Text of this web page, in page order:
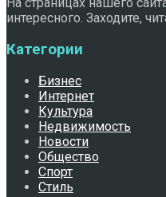
интересного. Заходите,
Категории
Бизнес
Интернет
Культура
Недвижимость
Новости
Общество
Спорт
Стиль